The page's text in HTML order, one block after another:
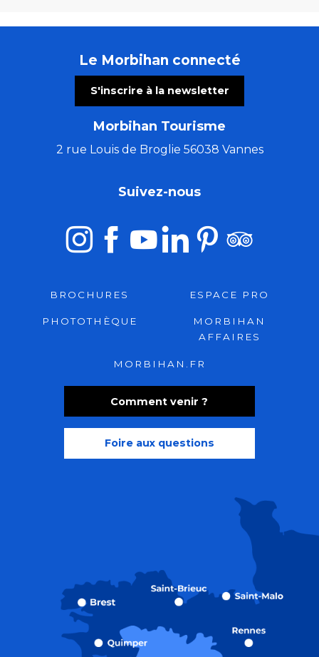
Le Morbihan connecté
S'inscrire à la newsletter
Morbihan Tourisme
2 rue Louis de Broglie 56038 Vannes
Comment venir ?
Foire aux questions
Suivez-nous
BROCHURES ESPACE PRO
PHOTOTHÈQUE
MORBIHAN
AFFAIRES
MORBIHAN.FR